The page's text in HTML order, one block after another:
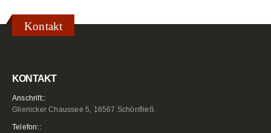
Kontakt
KONTAKT
Anschrift::
Glienicker Chaussee 5, 16567 Schönfließ
Telefon::